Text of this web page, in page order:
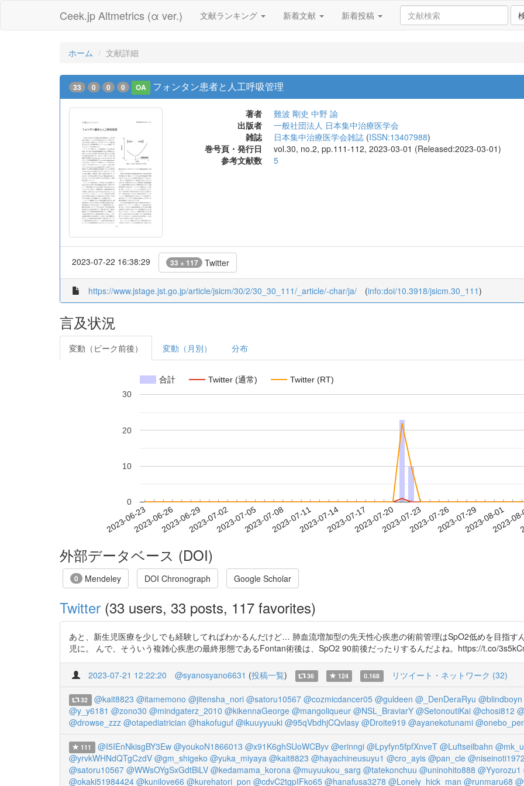
Ceek.jp Altmetrics (α ver.) 文献ランキング 新着文献 新着投稿
ホーム 文献詳細
33 0 0 0 OA フォンタン患者と人工呼吸管理
著者 難波 剛史 中野 諭
出版者
一般社団法人 日本集中治療医学会
雑誌
日本集中治療医学会雑誌 (ISSN:13407988)
巻号頁・発行日
vol.30, no.2, pp.111-112, 2023-03-01 (Released:2023-03-01)
参考文献数
5
2023-07-22 16:38:29 33 + 117 Twitter
https://www.jstage.jst.go.jp/article/jsicm/30/2/30_30_111/_article/-char/ja/ (info:doi/10.3918/jsicm.30_111)
言及状況
変動（ピーク前後） 変動（月別） 分布
合計 Twitter (通常) Twitter (RT)
2023-06-232023-06-262023-06-292023-07-022023-07-052023-07-082023-07-112023-07-142023-07-172023-07-202023-07-232023-07-262023-07-292023-08-01
2023-
0
10
20
30
外部データベース (DOI)
0 Mendeley DOI Chronograph Google Scholar
Twitter (33 users, 33 posts, 117 favorites)
あと、新生児医療を少しでも経験してればわかるんだけど… 肺血流増加型の先天性心疾患の術前管理はSpO2低めを目指
児に。 んで、そういう複雑心疾患の最終形態であるFontan術後は、SpO2 90前後だったりするんだよね。https://t.co/
2023-07-21 12:22:20 @syanosyano6631 (投稿一覧) 36 124 0.168 リツイート・ネットワーク (32)
32 @kait8823 @itamemono @jitensha_nori @satoru10567 @cozmicdancer05 @guldeen @_DenDeraRyu @blindboyn
@y_y6181 @zono30 @mindgaterz_2010 @kikennaGeorge @mangoliqueur @NSL_BraviarY @SetonoutiKai @chosi812
@drowse_zzz @otapediatrician @hakofuguf @ikuuyyuuki @95qVbdhjCQvlasy @Droite919 @ayanekotunami
111 @I5IEnNkisgBY3Ew @youkoN1866013 @x91K6ghSUoWCByv @erinngi @Lpyfyn5fpfXnveT @Luftseilbahn
@yrvkWHNdQTgCzdV @gm_shigeko @yuka_miyaya @kait8823 @hayachineusuyu1 @cro_ayis @pan_cle @niseinoti1972
@satoru10567 @WWsOYgSxGdtBiLV @kedamama_korona @muyuukou_sarg @tatekonchuu @uninohito888 @Yyorozu1
@okaki51984424 @kunilove66 @kurehatori_pon @cdvC2tgpIFko65 @hanafusa3278 @Lonely_hick_man @runmaru68